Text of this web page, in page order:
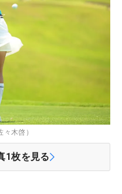
木啓）
1枚を見る